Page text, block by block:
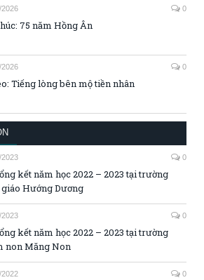
2026 0
75 năm Hồng Ân
2026 0
Tiếng lòng bên mộ tiền nhân
2023 0
kết năm học 2022 – 2023 tại trường
Hướng Dương
2023 0
kết năm học 2022 – 2023 tại trường
non Măng Non
2022 0